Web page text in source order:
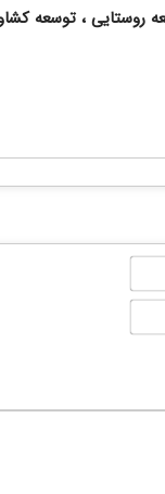
، توسعه کشاورزی
(منتشر